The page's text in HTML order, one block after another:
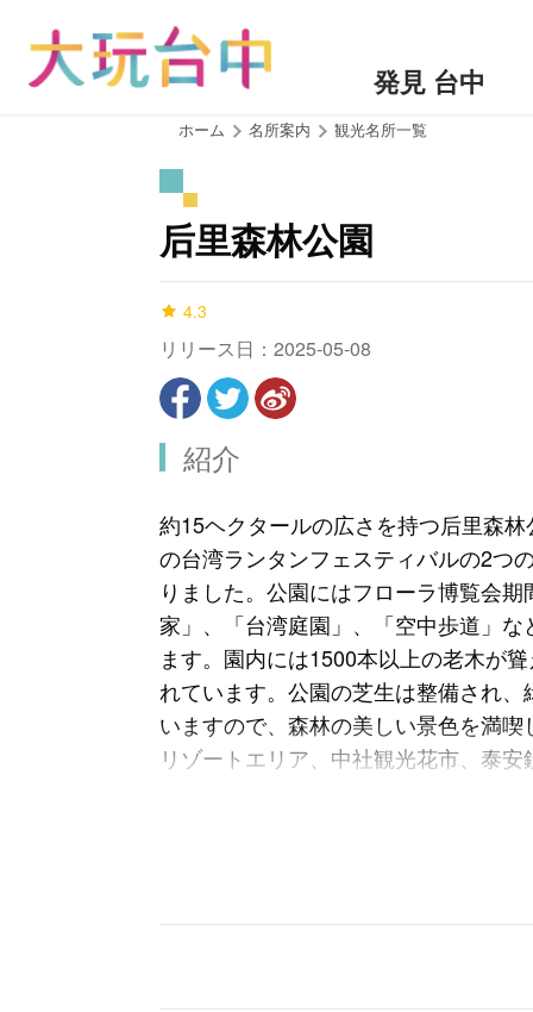
発見 台中
ホーム 名所案内 観光名所一覧
后里森林公園
4.3
リリース日：2025-05-08
紹介
約15ヘクタールの広さを持つ后里森
の台湾ランタンフェスティバルの2つ
りました。公園にはフローラ博覧会
家」、「台湾庭園」、「空中歩道」
ます。園内には1500本以上の老木が
れています。公園の芝生は整備され
いますので、森林の美しい景色を満
リゾートエリア、中社観光花市、泰